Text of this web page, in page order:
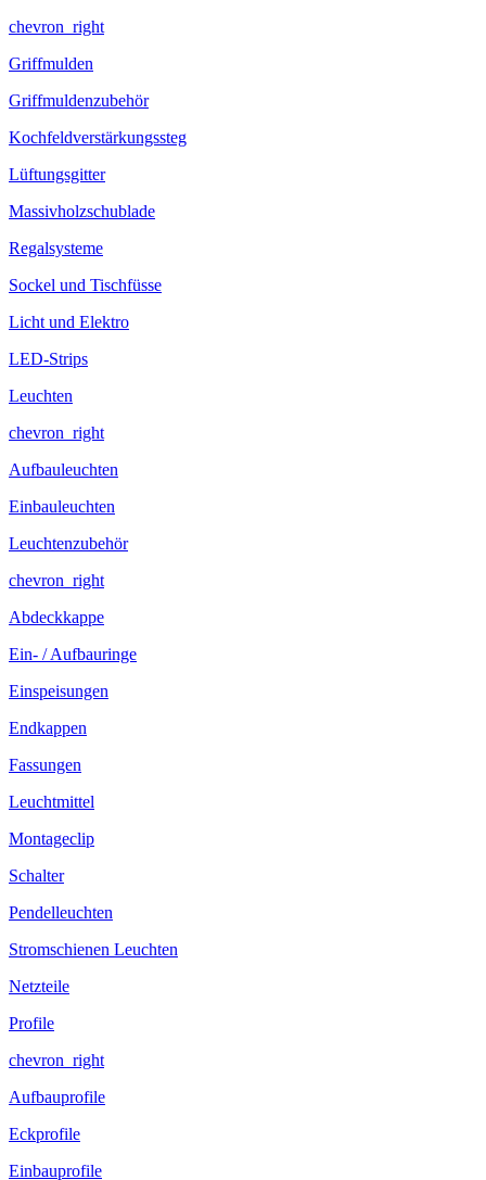
chevron_right
Griffmulden
Griffmuldenzubehör
Kochfeldverstärkungssteg
Lüftungsgitter
Massivholzschublade
Regalsysteme
Sockel und Tischfüsse
Licht und Elektro
LED-Strips
Leuchten
chevron_right
Aufbauleuchten
Einbauleuchten
Leuchtenzubehör
chevron_right
Abdeckkappe
Ein- / Aufbauringe
Einspeisungen
Endkappen
Fassungen
Leuchtmittel
Montageclip
Schalter
Pendelleuchten
Stromschienen Leuchten
Netzteile
Profile
chevron_right
Aufbauprofile
Eckprofile
Einbauprofile